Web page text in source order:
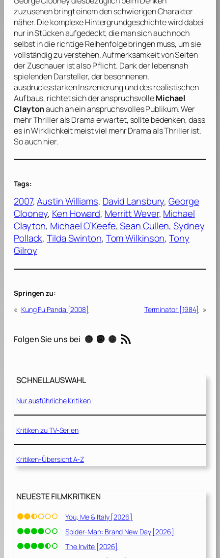
zuzusehen bringt einem den schwierigen Charakter
näher. Die komplexe Hintergrundgeschichte wird dabei
nur in Stücken aufgedeckt, die man sich auch noch
selbst in die richtige Reihenfolge bringen muss, um sie
vollständig zu verstehen. Aufmerksamkeit von Seiten
der Zuschauer ist also Pflicht. Dank der lebensnah
spielenden Darsteller, der besonnenen,
ausdrucksstarken Inszenierung und des realistischen
Aufbaus, richtet sich der anspruchsvolleMichael
Claytonauch an ein anspruchsvolles Publikum. Wer
mehr Thriller als Drama erwartet, sollte bedenken, dass
es in Wirklichkeit meist viel mehr Drama als Thriller ist.
So auch hier.
Tags:
2007, Austin Williams, David Lansbury, George
Clooney, Ken Howard, Merritt Wever, Michael
Clayton, Michael O’Keefe, Sean Cullen, Sydney
Pollack, Tilda Swinton, Tom Wilkinson, Tony
Gilroy
Springen zu:
« Kung Fu Panda [2008] Terminator [1984] »
Folgen Sie uns bei Instagram Mastodon Threads RSS-Feed
SCHNELLAUSWAHL
Nur ausführliche Kritiken
Kritiken zu TV-Serien
Kritiken-Übersicht A-Z
NEUESTE FILMKRITIKEN
You, Me & Italy [2026]
Spider-Man: Brand New Day [2026]
The Invite [2026]